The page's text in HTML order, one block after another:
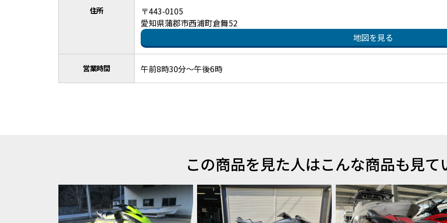
住所
〒443-0105
愛知県蒲郡市西浦町倉舞52
地図を見る
営業時間 午前8時30分～午後6時
この商品を見た人はこんな商品も見て